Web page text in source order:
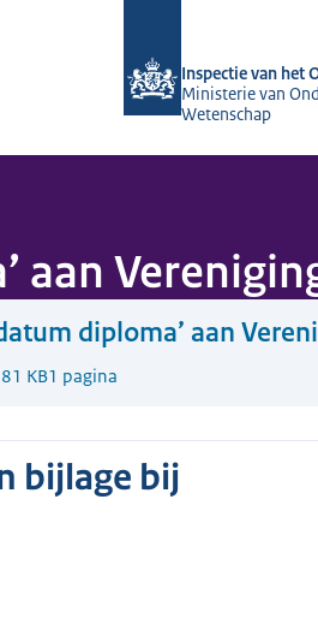
Inspectie van het
Ministerie van
Wetenschap
aan
diploma’ aan
KB1 pagina
bijlage bij